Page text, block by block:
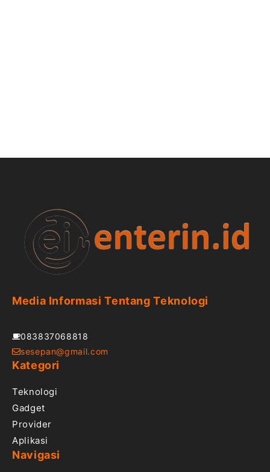
Media Informasi Tentang Teknologi
083837068818
sesepan@gmail.com
Kategori
Teknologi
Gadget
Provider
Aplikasi
Navigasi